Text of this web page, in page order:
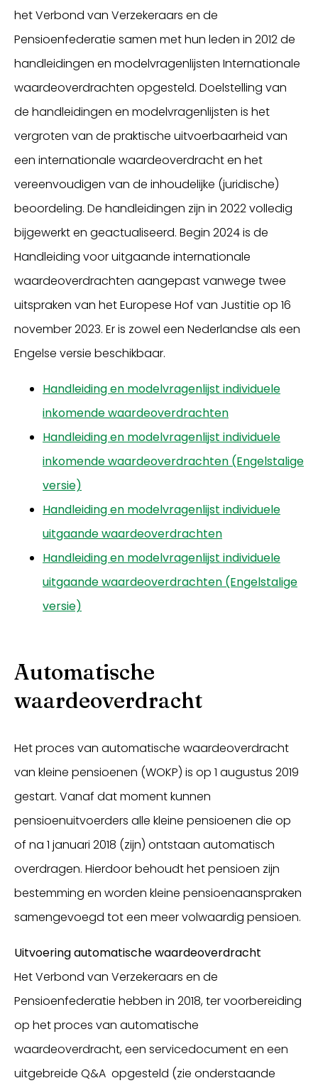
het Verbond van Verzekeraars en de
Pensioenfederatie samen met hun leden in 2012 de
handleidingen en modelvragenlijsten Internationale
waardeoverdrachten opgesteld. Doelstelling van
de handleidingen en modelvragenlijsten is het
vergroten van de praktische uitvoerbaarheid van
een internationale waardeoverdracht en het
vereenvoudigen van de inhoudelijke (juridische)
beoordeling. De handleidingen zijn in 2022 volledig
bijgewerkt en geactualiseerd. Begin 2024 is de
Handleiding voor uitgaande internationale
waardeoverdrachten aangepast vanwege twee
uitspraken van het Europese Hof van Justitie op 16
november 2023. Er is zowel een Nederlandse als een
Engelse versie beschikbaar.
Handleiding en modelvragenlijst individuele
inkomende waardeoverdrachten
Handleiding en modelvragenlijst individuele
inkomende waardeoverdrachten (Engelstalige
versie)
Handleiding en modelvragenlijst individuele
uitgaande waardeoverdrachten
Handleiding en modelvragenlijst individuele
uitgaande waardeoverdrachten (Engelstalige
versie)
Automatische
waardeoverdracht
Het proces van automatische waardeoverdracht
van kleine pensioenen (WOKP) is op 1 augustus 2019
gestart. Vanaf dat moment kunnen
pensioenuitvoerders alle kleine pensioenen die op
of na 1 januari 2018 (zijn) ontstaan automatisch
overdragen. Hierdoor behoudt het pensioen zijn
bestemming en worden kleine pensioenaanspraken
samengevoegd tot een meer volwaardig pensioen.
Uitvoering automatische waardeoverdracht
Het Verbond van Verzekeraars en de
Pensioenfederatie hebben in 2018, ter voorbereiding
op het proces van automatische
waardeoverdracht, een servicedocument en een
uitgebreide Q&A opgesteld (zie onderstaande